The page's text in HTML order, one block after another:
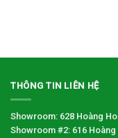
THÔNG TIN LIÊN HỆ
Showroom: 628 Hoàng
Showroom #2: 616 Hoàng